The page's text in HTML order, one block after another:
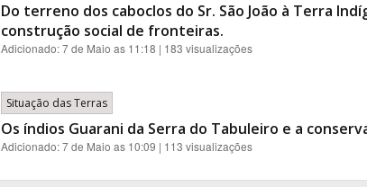
Do terreno dos caboclos do Sr. São João à Terra
construção social de fronteiras.
Adicionado:7 de Maio as 11:18 | 183 visualizações
Situação das Terras
Os índios Guarani da Serra do Tabuleiro e a
Adicionado:7 de Maio as 10:09 | 113 visualizações